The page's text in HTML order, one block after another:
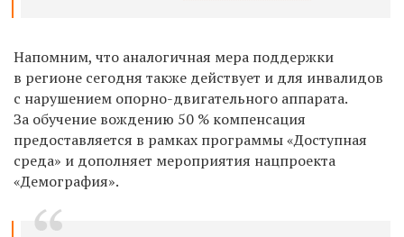
Напомним, что аналогичная мера поддержки
в регионе сегодня также действует и для инвалидов
с нарушением опорно-двигательного аппарата.
За обучение вождению 50 % компенсация
предоставляется в рамках программы «Доступная
среда» и дополняет мероприятия нацпроекта
«Демография».